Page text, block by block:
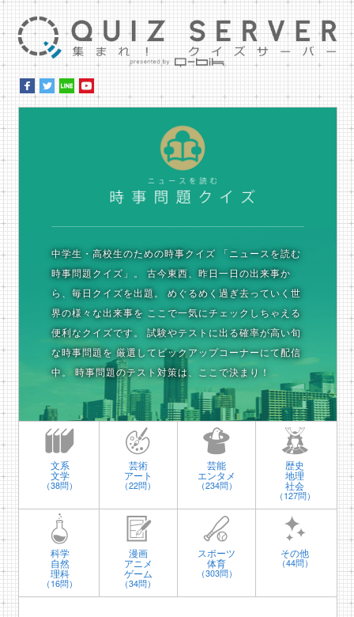
中学生・高校生のための時事クイズ 「ニュースを読む
時事問題クイズ」。
古今東西、昨日一日の出来事か
ら、毎日クイズを出題。
めぐるめく過ぎ去っていく世
界の様々な出来事を ここで一気にチェックしちゃえる
便利なクイズです。
試験やテストに出る確率が高い旬
な時事問題を 厳選してピックアップコーナーにて配信
中。
時事問題のテスト対策は、ここで決まり！
文系
文学
（38問）
芸術
アート
（22問）
芸能
エンタメ
（234問）
歴史
地理
社会
（127問）
科学
自然
理科
（16問）
漫画
アニメ
ゲーム
（34問）
スポーツ
体育
（303問）
その他
（44問）